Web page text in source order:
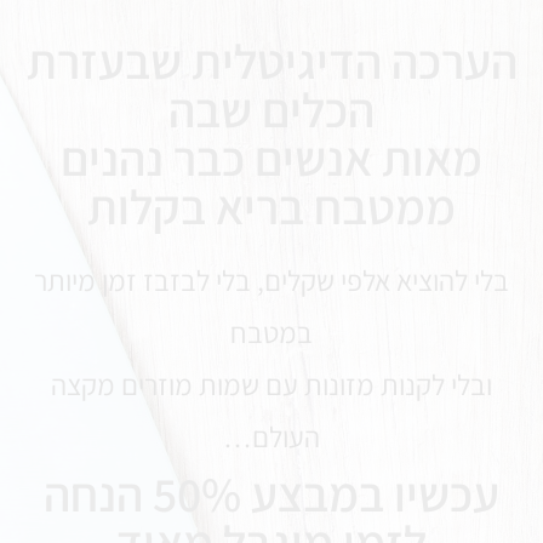
בלי להוציא אלפי שקלים, בלי לבזבז זמן מיותר
במטבח
ובלי לקנות מזונות עם שמות מוזרים מקצה
העולם…